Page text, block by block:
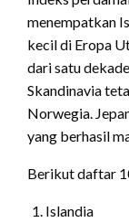
menempatkan
kecil di Eropa
dari satu
Skandinavia
Norwegia.
yang berhasil
Berikut daftar
Islandia